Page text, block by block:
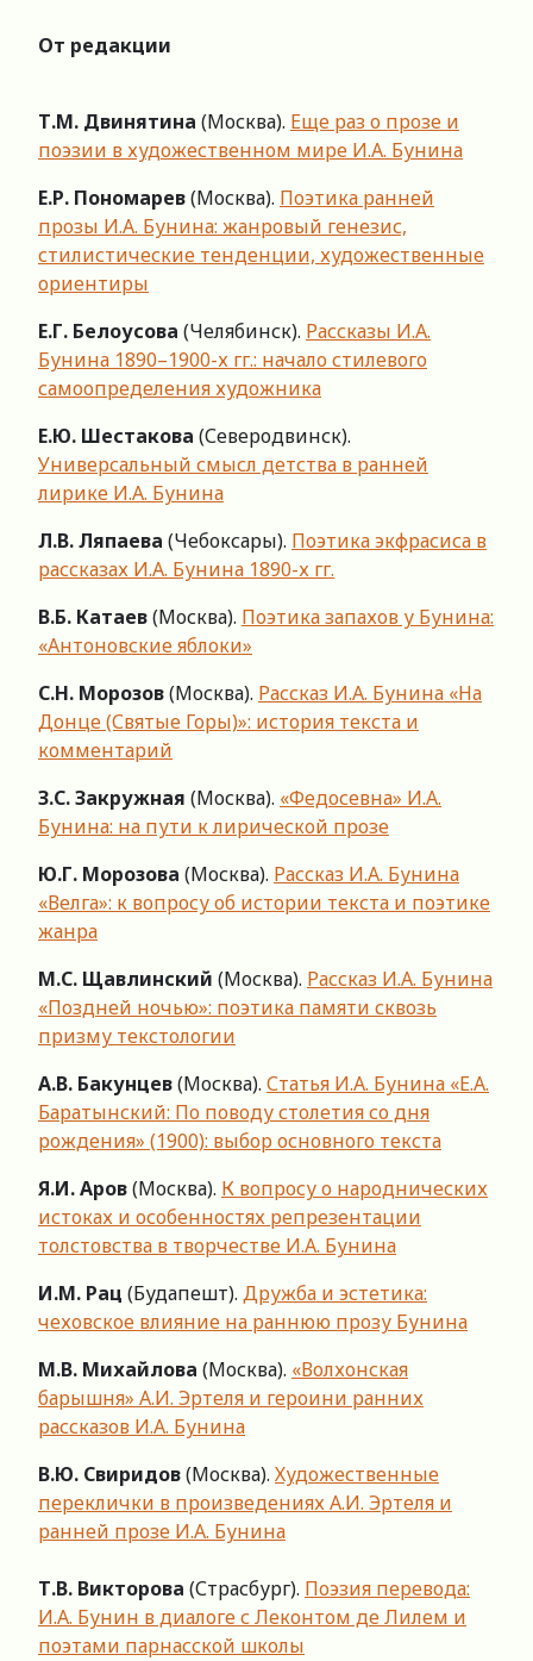
От редакции
Т.М. Двинятина (Москва). Еще раз о прозе и
поэзии в художественном мире И.А. Бунина
Е.Р. Пономарев(Москва). Поэтика ранней
прозы И.А. Бунина: жанровый генезис,
стилистические тенденции, художественные
ориентиры
Е.Г. Белоусова (Челябинск). Рассказы И.А.
Бунина 1890–1900-х гг.: начало стилевого
самоопределения художника
Е.Ю. Шестакова (Северодвинск).
Универсальный смысл детства в ранней
лирике И.А. Бунина
Л.В. Ляпаева (Чебоксары). Поэтика экфрасиса в
рассказах И.А. Бунина 1890-х гг.
В.Б. Катаев(Москва). Поэтика запахов у Бунина:
«Антоновские яблоки»
С.Н. Морозов(Москва). Рассказ И.А. Бунина «На
Донце (Святые Горы)»: история текста и
комментарий
З.С. Закружная (Москва). «Федосевна» И.А.
Бунина: на пути к лирической прозе
Ю.Г. Морозова (Москва). Рассказ И.А. Бунина
«Велга»: к вопросу об истории текста и поэтике
жанра
М.С. Щавлинский (Москва). Рассказ И.А. Бунина
«Поздней ночью»: поэтика памяти сквозь
призму текстологии
А.В. Бакунцев(Москва). Статья И.А. Бунина «Е.А.
Баратынский: По поводу столетия со дня
рождения» (1900): выбор основного текста
Я.И. Аров(Москва). К вопросу о народнических
истоках и особенностях репрезентации
толстовства в творчестве И.А. Бунина
И.М. Рац (Будапешт). Дружба и эстетика:
чеховское влияние на раннюю прозу Бунина
М.В. Михайлова (Москва). «Волхонская
барышня» А.И. Эртеля и героини ранних
рассказов И.А. Бунина
В.Ю. Свиридов(Москва). Художественные
переклички в произведениях А.И. Эртеля и
ранней прозе И.А. Бунина
Т.В. Викторова (Страсбург). Поэзия перевода:
И.А. Бунин в диалоге с Леконтом де Лилем и
поэтами парнасской школы